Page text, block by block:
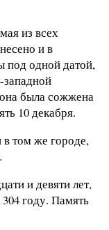
из всех
и в
под одной датой,
была сожжена
10 декабря.
том же городе,
и девяти лет,
году. Память